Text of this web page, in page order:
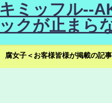
ミッフル--
クが止まら
腐女子＜お客様皆様が掲載の記